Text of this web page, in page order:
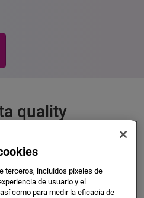
quality
Management que realiza
deduplicación,
del cliente.
terceros, incluidos píxeles de
de usuario y el
como para medir la eficacia de